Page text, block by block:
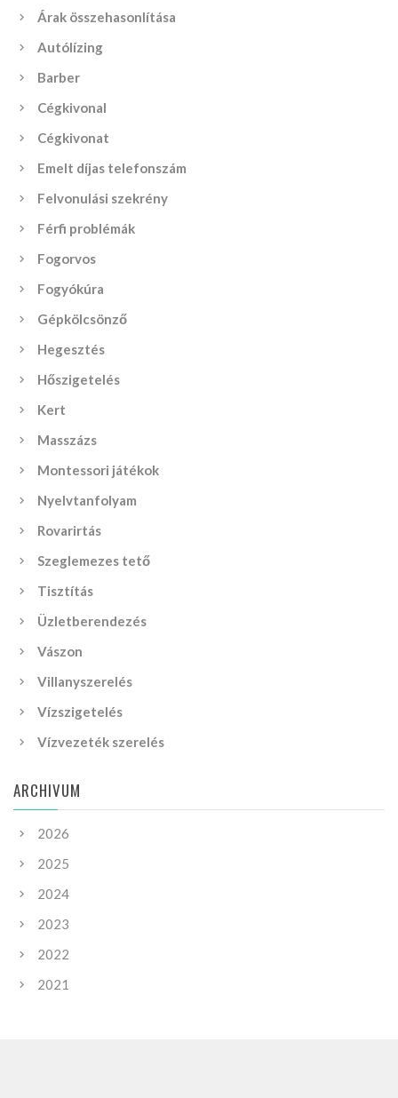
Árak összehasonlítása
Autólízing
Barber
Cégkivonal
Cégkivonat
Emelt díjas telefonszám
Felvonulási szekrény
Férfi problémák
Fogorvos
Fogyókúra
Gépkölcsönző
Hegesztés
Hőszigetelés
Kert
Masszázs
Montessori játékok
Nyelvtanfolyam
Rovarirtás
Szeglemezes tető
Tisztítás
Üzletberendezés
Vászon
Villanyszerelés
Vízszigetelés
Vízvezeték szerelés
ARCHIVUM
2026
2025
2024
2023
2022
2021